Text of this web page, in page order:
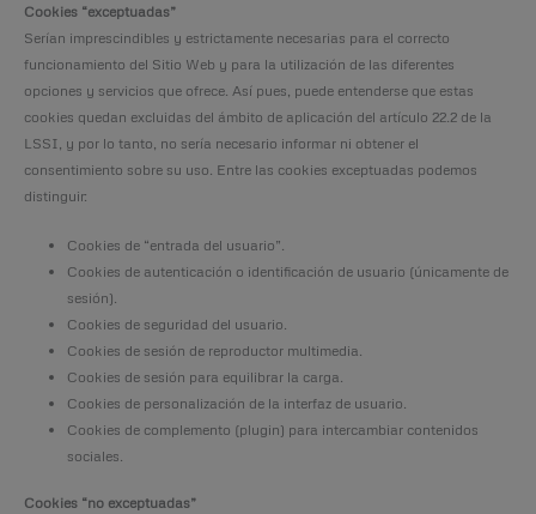
Cookies “exceptuadas”
Serían imprescindibles y estrictamente necesarias para el correcto
funcionamiento del Sitio Web y para la utilización de las diferentes
opciones y servicios que ofrece. Así pues, puede entenderse que estas
cookies quedan excluidas del ámbito de aplicación del artículo 22.2 de la
LSSI, y por lo tanto, no sería necesario informar ni obtener el
consentimiento sobre su uso. Entre las cookies exceptuadas podemos
distinguir:
Cookies de “entrada del usuario”.
Cookies de autenticación o identificación de usuario (únicamente de
sesión).
Cookies de seguridad del usuario.
Cookies de sesión de reproductor multimedia.
Cookies de sesión para equilibrar la carga.
Cookies de personalización de la interfaz de usuario.
Cookies de complemento (plugin) para intercambiar contenidos
sociales.
Cookies “no exceptuadas”